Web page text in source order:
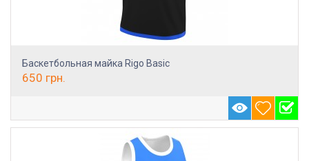
Баскетбольная майка Rigo Basic
650 грн.